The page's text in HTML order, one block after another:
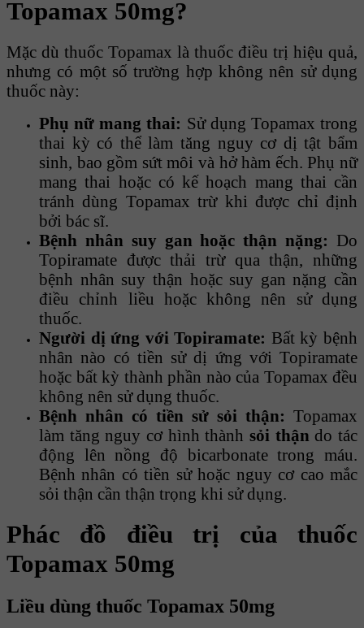
Topamax 50mg?
Mặc dù thuốc Topamax là thuốc điều trị hiệu quả,
nhưng có một số trường hợp không nên sử dụng
thuốc này:
Phụ nữ mang thai: Sử dụng Topamax trong
thai kỳ có thể làm tăng nguy cơ dị tật bẩm
sinh, bao gồm sứt môi và hở hàm ếch. Phụ nữ
mang thai hoặc có kế hoạch mang thai cần
tránh dùng Topamax trừ khi được chỉ định
bởi bác sĩ.
Bệnh nhân suy gan hoặc thận nặng: Do
Topiramate được thải trừ qua thận, những
bệnh nhân suy thận hoặc suy gan nặng cần
điều chỉnh liều hoặc không nên sử dụng
thuốc.
Người dị ứng với Topiramate: Bất kỳ bệnh
nhân nào có tiền sử dị ứng với Topiramate
hoặc bất kỳ thành phần nào của Topamax đều
không nên sử dụng thuốc.
Bệnh nhân có tiền sử sỏi thận: Topamax
làm tăng nguy cơ hình thành sỏi thận do tác
động lên nồng độ bicarbonate trong máu.
Bệnh nhân có tiền sử hoặc nguy cơ cao mắc
sỏi thận cần thận trọng khi sử dụng.
Phác đồ điều trị của thuốc
Topamax 50mg
Liều dùng thuốc Topamax 50mg